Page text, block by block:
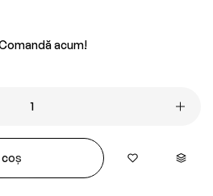
acum!
coș